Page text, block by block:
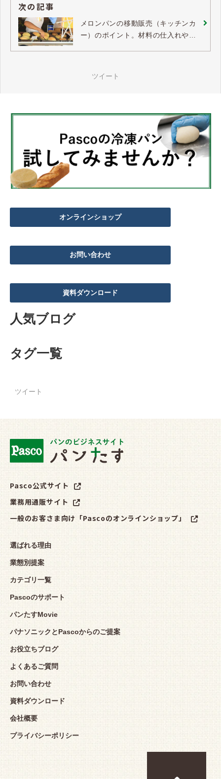
次の記事
メロンパンの移動販売（キッチンカ
ー）のポイント。材料の仕入れやメ
ツイート
オンラインショップ
お問い合わせ
資料ダウンロード
人気ブログ
タグ一覧
ツイート
Pasco公式サイト
業務用通販サイト
一般のお客さま向け「Pascoのオンラインショップ」
選ばれる理由
業態別提案
カテゴリ一覧
Pascoのサポート
パンたすMovie
パナソニックとPascoからのご提案
お役立ちブログ
よくあるご質問
お問い合わせ
資料ダウンロード
会社概要
プライバシーポリシー